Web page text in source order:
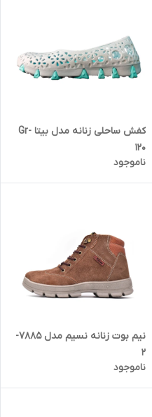
کفش ساحلی زنانه مدل بیتا Gr-
120
ناموجود
نیم بوت زنانه نسیم مدل 7885-
2
ناموجود